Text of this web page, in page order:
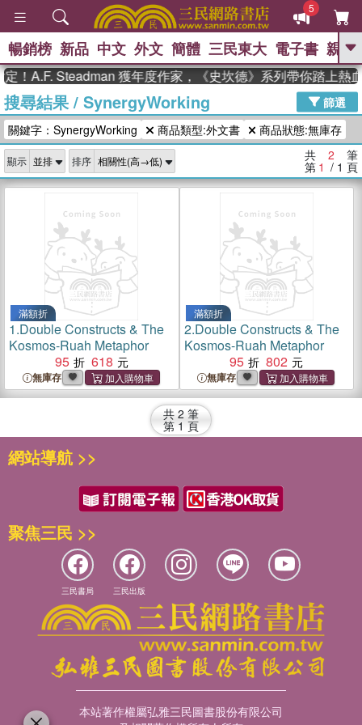
5
GO
熱搜： 東野圭吾 The Odyssey 、
父親節 、 如果歷史是一群喵 、 暑期
推薦 、 國際布克獎 臺灣漫遊錄 、 方
念華 、 台灣的李登輝時代 、 數學女
孩：黎曼猜想
偉大的迷走神經
暢銷榜 新品 中文 外文 簡體 三民東大 電子書 親子
！A.F. Steadman 獲年度作家，《史坎德》系列帶你踏上熱
搜尋結果/ SynergyWorking
篩選
關鍵字：SynergyWorking
商品類型:外文書 商品狀態:無庫存
顯示 排序 共 2 筆
第 1 / 1 頁
滿額折
1.Double Constructs & The
Kosmos-Ruah Metaphor
95
618
無庫存
滿額折
2.Double Constructs & The
Kosmos-Ruah Metaphor
95
802
無庫存
共 2 筆
第 1 頁
網站導航 >>
聚焦三民 >>
三民書局 三民出版
本站著作權屬弘雅三民圖書股份有限公司